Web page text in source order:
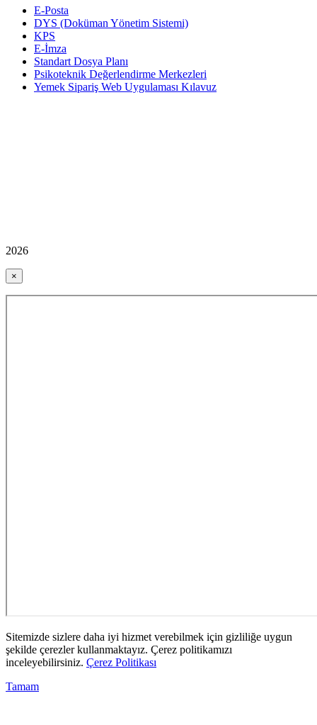
E-Posta
DYS (Doküman Yönetim Sistemi)
KPS
E-İmza
Standart Dosya Planı
Psikoteknik Değerlendirme Merkezleri
Yemek Sipariş Web Uygulaması Kılavuz
2026
×
Sitemizde sizlere daha iyi hizmet verebilmek için gizliliğe uygun
şekilde çerezler kullanmaktayız. Çerez politikamızı
inceleyebilirsiniz. Çerez Politikası
Tamam